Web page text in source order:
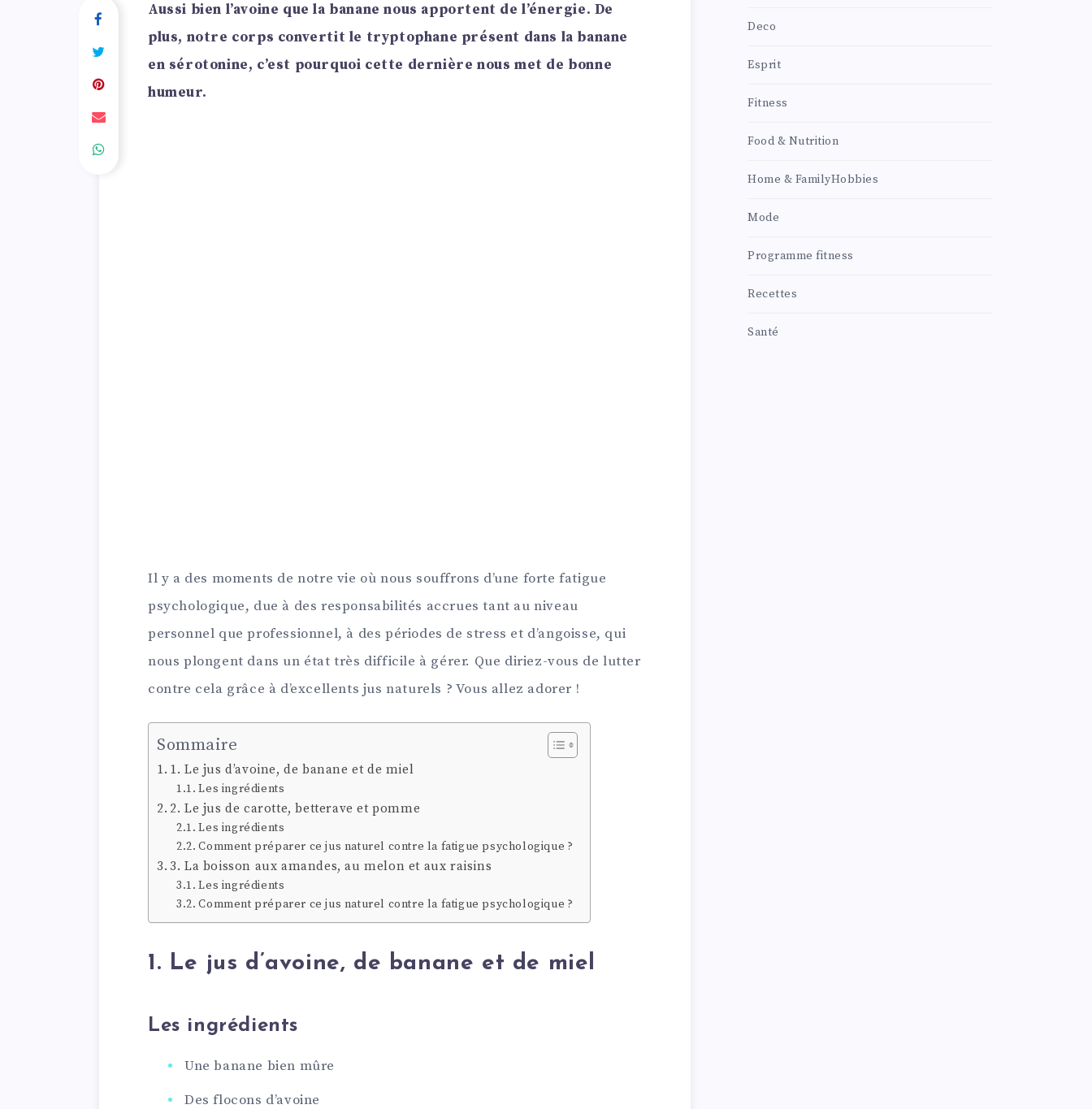
Aussi bien l’avoine que la banane nous apportent de l’énergie. De
plus, notre corps convertit le tryptophane présent dans la banane
en sérotonine, c’est pourquoi cette dernière nous met de bonne
humeur.
Il y a des moments de notre vie où nous souffrons d’une forte fatigue
psychologique, due à des responsabilités accrues tant au niveau
personnel que professionnel, à des périodes de stress et d’angoisse, qui
nous plongent dans un état très difficile à gérer. Que diriez-vous de lutter
contre cela grâce à d’excellents jus naturels ? Vous allez adorer !
Sommaire
1. Le jus d’avoine, de banane et de miel
Les ingrédients
2. Le jus de carotte, betterave et pomme
Les ingrédients
Comment préparer ce jus naturel contre la fatigue psychologique ?
3. La boisson aux amandes, au melon et aux raisins
Les ingrédients
Comment préparer ce jus naturel contre la fatigue psychologique ?
1. Le jus d’avoine, de banane et de miel
Les ingrédients
Une banane bien mûre
Des flocons d’avoine
Deco
Esprit
Fitness
Food & Nutrition
Home & FamilyHobbies
Mode
Programme fitness
Recettes
Santé